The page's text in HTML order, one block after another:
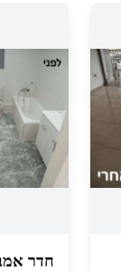
חדר